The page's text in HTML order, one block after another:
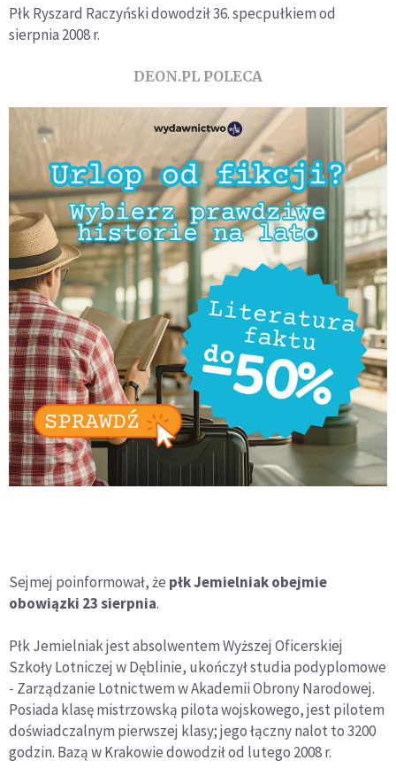
Płk Ryszard Raczyński dowodził 36. specpułkiem od
sierpnia 2008 r.
DEON.PL POLECA
Sejmej poinformował, że płk Jemielniak obejmie
obowiązki 23 sierpnia.
Płk Jemielniak jest absolwentem Wyższej Oficerskiej
Szkoły Lotniczej w Dęblinie, ukończył studia podyplomowe
- Zarządzanie Lotnictwem w Akademii Obrony Narodowej.
Posiada klasę mistrzowską pilota wojskowego, jest pilotem
doświadczalnym pierwszej klasy; jego łączny nalot to 3200
godzin. Bazą w Krakowie dowodził od lutego 2008 r.